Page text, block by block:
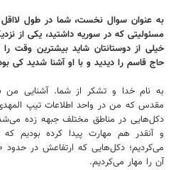
به عنوان سوال نخست، شما در طول
مسئولیتی که در سوریه داشتید، یکی از
خیلی از دوستانتان شاید بیشترین وقت را
حاج قاسم را دیدید و با او آشنا شدید کی
به نام خدا و تشکر از شما. آشنایی من
مقدس که من در واحد اطلاعات تیپ المهدی
دکل‌هایی در مناطق مختلف جبهه زده
و آنقدر هم مهارت پیدا کرده بودیم
آن را مهار می‌کردیم.